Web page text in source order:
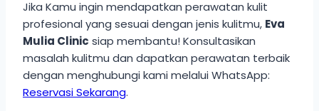
Jika Kamu ingin mendapatkan perawatan kulit
profesional yang sesuai dengan jenis kulitmu, Eva
Mulia Clinic siap membantu! Konsultasikan
masalah kulitmu dan dapatkan perawatan terbaik
dengan menghubungi kami melalui WhatsApp:
Reservasi Sekarang.